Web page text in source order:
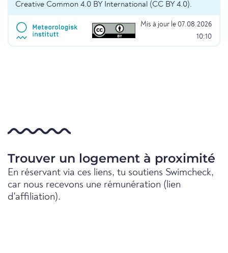
Creative Common 4.0 BY International (CC BY 4.0).
Mis à jour le 07.08.2026
10:10
Trouver un logement à proximité
En réservant via ces liens, tu soutiens Swimcheck,
car nous recevons une rémunération (lien
d'affiliation).